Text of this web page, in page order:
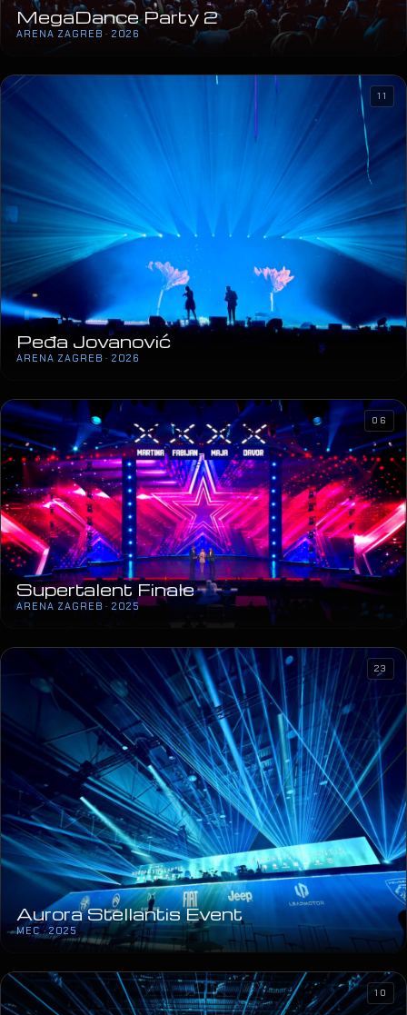
MegaDance Party 2
ARENA ZAGREB · 2026
Peđa Jovanović
ARENA ZAGREB · 2026
11
Supertalent Finale
ARENA ZAGREB · 2025
06
Aurora Stellantis Event
MEC · 2025
23
10